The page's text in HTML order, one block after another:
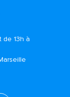
de 13h à